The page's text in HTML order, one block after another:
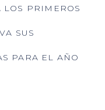
PRIMEROS
SUS
PARA EL AÑO